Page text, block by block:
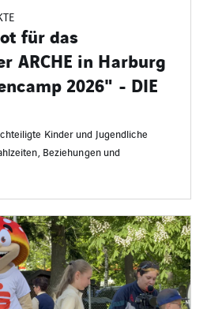
für das
ARCHE in Harburg
2026" - DIE
Kinder und Jugendliche
Beziehungen und